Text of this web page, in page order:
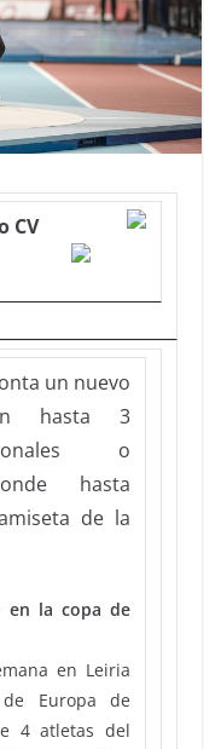
CV
un nuevo
hasta 3
o
hasta
de la
en la copa de
en Leiria
Europa de
4 atletas del